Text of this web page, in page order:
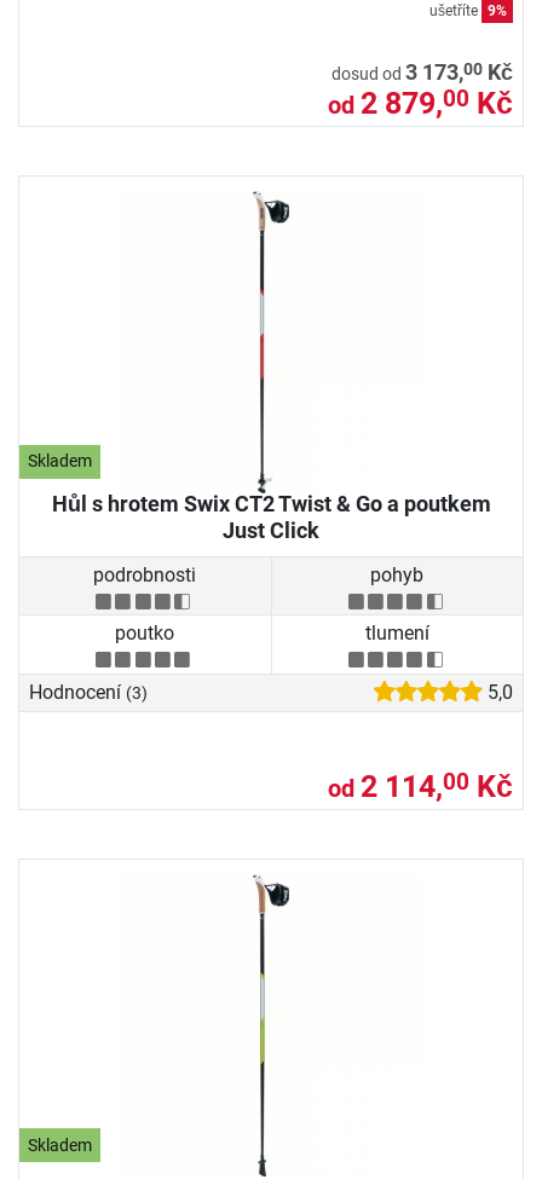
ušetříte 9%
dosud od 3 173,00 Kč
od 2 879,00 Kč
Skladem
Hůl s hrotem Swix CT2 Twist & Go a poutkem
Just Click
podrobnosti pohyb
poutko tlumení
Hodnocení (3) 5,0
od 2 114,00 Kč
Skladem